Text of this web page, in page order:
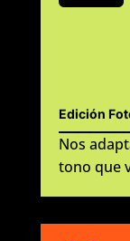
Edición
Nos
tono que